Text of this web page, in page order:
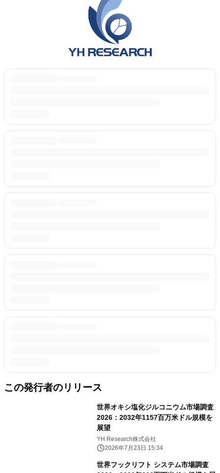
この発行者のリリース
世界オキシ塩化ジルコニウム市場調査
2026：2032年1157百万米ドル規模を
展望
YH Research株式会社
2026年7月23日 15:34
世界フックリフト システム市場調査